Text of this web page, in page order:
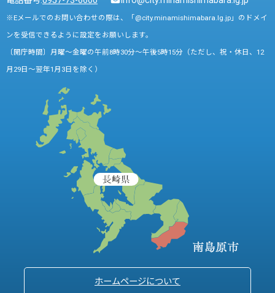
※Eメールでのお問い合わせの際は、「@city.minamishimabara.lg.jp」のドメイ
ンを受信できるように設定をお願いします。
〔開庁時間〕月曜～金曜の午前8時30分～午後5時15分（ただし、祝・休日、12
月29日～翌年1月3日を除く）
ホームページについて